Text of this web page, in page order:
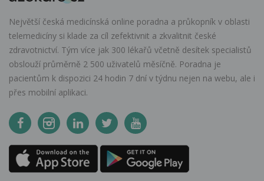
Největší česká medicínská online poradna a průkopník v oblasti
telemedicíny si klade za cíl zefektivnit a zkvalitnit české
zdravotnictví. Tým více jak 300 lékařů včetně desítek specialistů
obslouží průměrně 2 500 uživatelů měsíčně. Poradna je
pacientům k dispozici 24 hodin 7 dní v týdnu nejen na webu, ale i
přes mobilní aplikaci.